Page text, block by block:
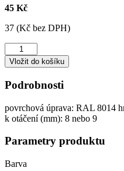
45 Kč
37 (Kč bez DPH)
Napínák
hnědý
množství
Vložit do košíku
Podrobnosti
povrchová úprava: RAL 8014
k otáčení (mm): 8 nebo 9
Parametry produktu
Barva